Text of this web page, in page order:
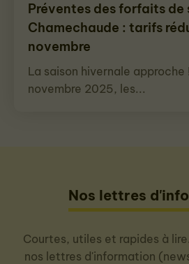
Préventes des forfaits de
Chamechaude : tarifs
novembre
La saison hivernale approche !
novembre 2025, les...
Nos lettres
Courtes, utiles et rapides à
nos lettres d'information